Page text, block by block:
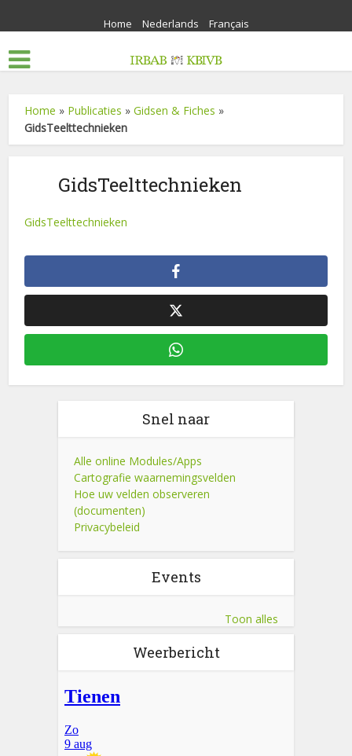
Home Nederlands Français
Home » Publicaties »Gidsen & Fiches »
GidsTeelttechnieken
GidsTeelttechnieken
GidsTeelttechnieken
Snel naar
Alle online Modules/Apps
Cartografie waarnemingsvelden
Hoe uw velden observeren
(documenten)
Privacybeleid
Events
Toon alles
Weerbericht